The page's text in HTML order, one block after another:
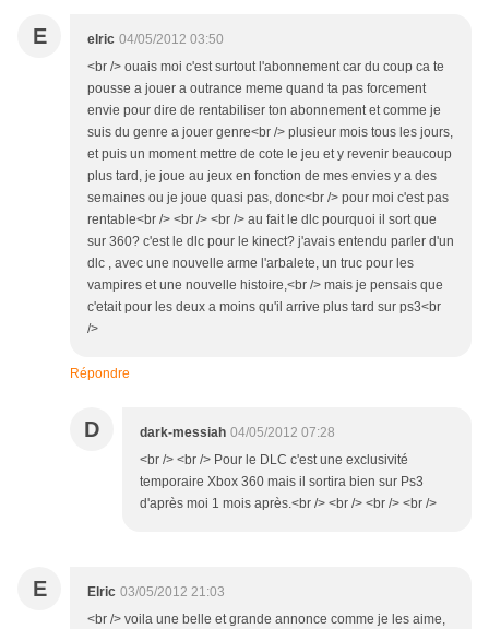
E elric 04/05/2012 03:50
<br /> ouais moi c'est surtout l'abonnement car du coup ca te
pousse a jouer a outrance meme quand ta pas forcement
envie pour dire de rentabiliser ton abonnement et comme je
suis du genre a jouer genre<br /> plusieur mois tous les jours,
et puis un moment mettre de cote le jeu et y revenir beaucoup
plus tard, je joue au jeux en fonction de mes envies y a des
semaines ou je joue quasi pas, donc<br /> pour moi c'est pas
rentable<br /> <br /> <br /> au fait le dlc pourquoi il sort que
sur 360? c'est le dlc pour le kinect? j'avais entendu parler d'un
dlc , avec une nouvelle arme l'arbalete, un truc pour les
vampires et une nouvelle histoire,<br /> mais je pensais que
c'etait pour les deux a moins qu'il arrive plus tard sur ps3<br
/>
Répondre
D dark-messiah 04/05/2012 07:28
<br /> <br /> Pour le DLC c'est une exclusivité
temporaire Xbox 360 mais il sortira bien sur Ps3
d'après moi 1 mois après.<br /> <br /> <br /> <br />
E Elric 03/05/2012 21:03
<br /> voila une belle et grande annonce comme je les aime,